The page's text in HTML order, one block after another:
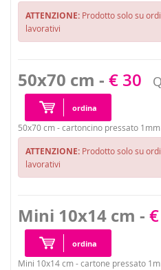
ATTENZIONE: Prodotto solo su
lavorativi
50x70 cm - € 30
ordina
50x70 cm - cartoncino pressato 1mm
ATTENZIONE: Prodotto solo su
lavorativi
Mini 10x14 cm -
ordina
Mini 10x14 cm - cartone pressato